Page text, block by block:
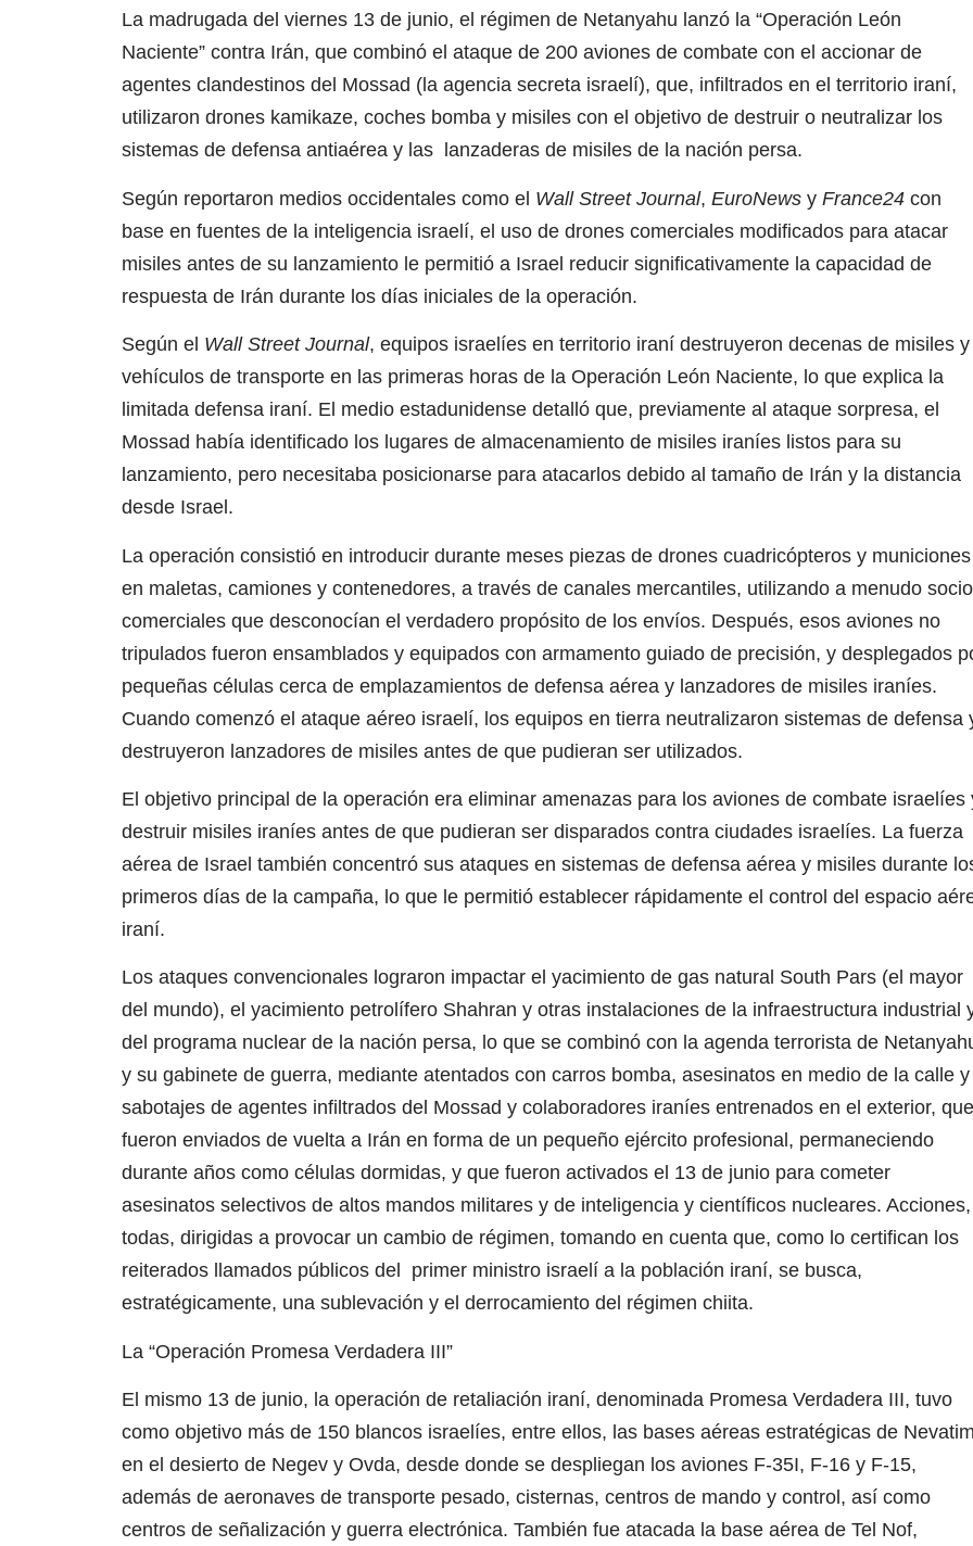
La madrugada del viernes 13 de junio, el régimen de Netanyahu lanzó la “Operación León
Naciente” contra Irán, que combinó el ataque de 200 aviones de combate con el accionar de
agentes clandestinos del Mossad (la agencia secreta israelí), que, infiltrados en el territorio iraní,
utilizaron drones kamikaze, coches bomba y misiles con el objetivo de destruir o neutralizar los
sistemas de defensa antiaérea y las lanzaderas de misiles de la nación persa.
Según reportaron medios occidentales como el Wall Street Journal, EuroNews y France24 con
base en fuentes de la inteligencia israelí, el uso de drones comerciales modificados para atacar
misiles antes de su lanzamiento le permitió a Israel reducir significativamente la capacidad de
respuesta de Irán durante los días iniciales de la operación.
Según el Wall Street Journal, equipos israelíes en territorio iraní destruyeron decenas de misiles y
vehículos de transporte en las primeras horas de la Operación León Naciente, lo que explica la
limitada defensa iraní. El medio estadunidense detalló que, previamente al ataque sorpresa, el
Mossad había identificado los lugares de almacenamiento de misiles iraníes listos para su
lanzamiento, pero necesitaba posicionarse para atacarlos debido al tamaño de Irán y la distancia
desde Israel.
La operación consistió en introducir durante meses piezas de drones cuadricópteros y municiones
en maletas, camiones y contenedores, a través de canales mercantiles, utilizando a menudo
comerciales que desconocían el verdadero propósito de los envíos. Después, esos aviones no
tripulados fueron ensamblados y equipados con armamento guiado de precisión, y desplegados
pequeñas células cerca de emplazamientos de defensa aérea y lanzadores de misiles iraníes.
Cuando comenzó el ataque aéreo israelí, los equipos en tierra neutralizaron sistemas de defensa
destruyeron lanzadores de misiles antes de que pudieran ser utilizados.
El objetivo principal de la operación era eliminar amenazas para los aviones de combate israelíes
destruir misiles iraníes antes de que pudieran ser disparados contra ciudades israelíes. La fuerza
aérea de Israel también concentró sus ataques en sistemas de defensa aérea y misiles durante
primeros días de la campaña, lo que le permitió establecer rápidamente el control del espacio
iraní.
Los ataques convencionales lograron impactar el yacimiento de gas natural South Pars (el mayor
del mundo), el yacimiento petrolífero Shahran y otras instalaciones de la infraestructura industrial
del programa nuclear de la nación persa, lo que se combinó con la agenda terrorista de
y su gabinete de guerra, mediante atentados con carros bomba, asesinatos en medio de la calle y
sabotajes de agentes infiltrados del Mossad y colaboradores iraníes entrenados en el exterior, que
fueron enviados de vuelta a Irán en forma de un pequeño ejército profesional, permaneciendo
durante años como células dormidas, y que fueron activados el 13 de junio para cometer
asesinatos selectivos de altos mandos militares y de inteligencia y científicos nucleares. Acciones,
todas, dirigidas a provocar un cambio de régimen, tomando en cuenta que, como lo certifican los
reiterados llamados públicos del primer ministro israelí a la población iraní, se busca,
estratégicamente, una sublevación y el derrocamiento del régimen chiita.
La “Operación Promesa Verdadera III”
El mismo 13 de junio, la operación de retaliación iraní, denominada Promesa Verdadera III, tuvo
como objetivo más de 150 blancos israelíes, entre ellos, las bases aéreas estratégicas de
en el desierto de Negev y Ovda, desde donde se despliegan los aviones F-35I, F-16 y F-15,
además de aeronaves de transporte pesado, cisternas, centros de mando y control, así como
centros de señalización y guerra electrónica. También fue atacada la base aérea de Tel Nof,